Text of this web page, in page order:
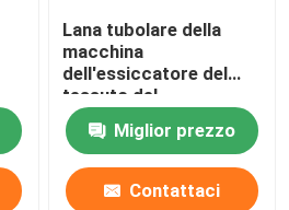
Lana tubolare della
macchina
dell'essiccatore del
tessuto del
riscaldamento a gas
pre asciugatrice
50m/Min
Miglior prezzo
Contattaci